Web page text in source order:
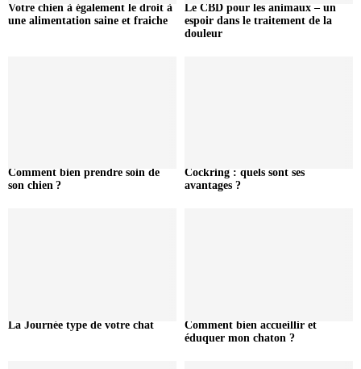
Votre chien à également le droit à
une alimentation saine et fraiche
Le CBD pour les animaux – un
espoir dans le traitement de la
douleur
Comment bien prendre soin de
son chien ?
Cockring : quels sont ses
avantages ?
La Journée type de votre chat
Comment bien accueillir et
éduquer mon chaton ?